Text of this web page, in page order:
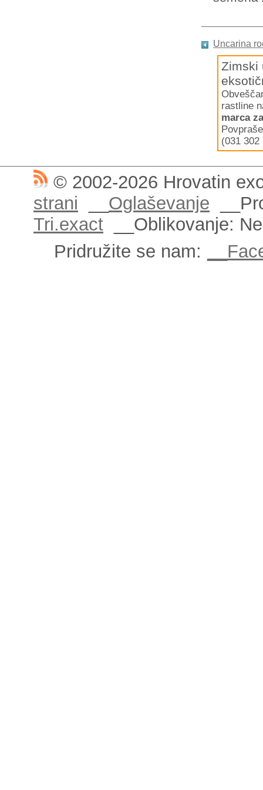
Uncarina
Zimski
rastline
marca
(031
© 2002-2026 Hrovatin
strani
Oglaševanje
Tri.exact __Oblikovanje:
Pridružite se nam: